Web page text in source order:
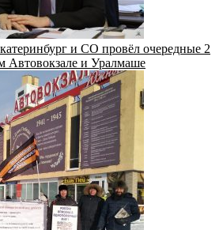
и СО провёл очередные 2
и Уралмаше